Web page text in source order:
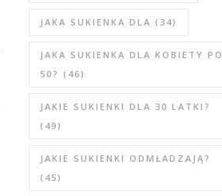
JAKA SUKIENKA DLA (34)
JAKA SUKIENKA DLA KOBIETY PO
50? (46)
JAKIE SUKIENKI DLA 30 LATKI?
(49)
JAKIE SUKIENKI ODMŁADZAJĄ?
(45)